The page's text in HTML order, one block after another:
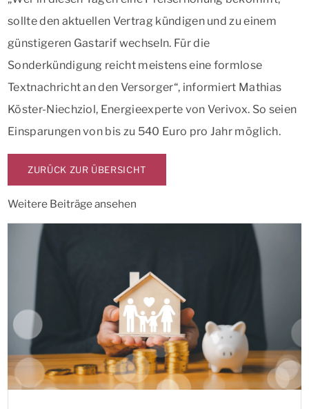
sollte den aktuellen Vertrag kündigen und zu einem
günstigeren Gastarif wechseln. Für die
Sonderkündigung reicht meistens eine formlose
Textnachricht an den Versorger“, informiert Mathias
Köster-Niechziol, Energieexperte von Verivox. So seien
Einsparungen von bis zu 540 Euro pro Jahr möglich.
ZURÜCK ZUR ÜBERSICHT
Weitere Beiträge ansehen